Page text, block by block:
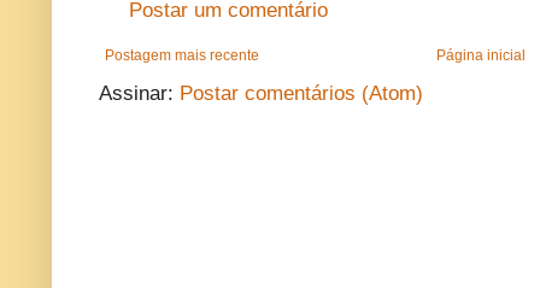
Postar um comentário
Postagem mais recente Página inicial
Assinar: Postar comentários (Atom)